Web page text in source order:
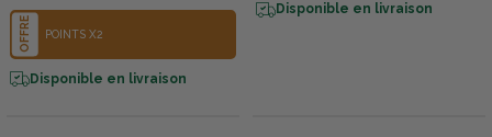
OFFRE POINTS X2
Disponible en livraison
Disponible en livraison